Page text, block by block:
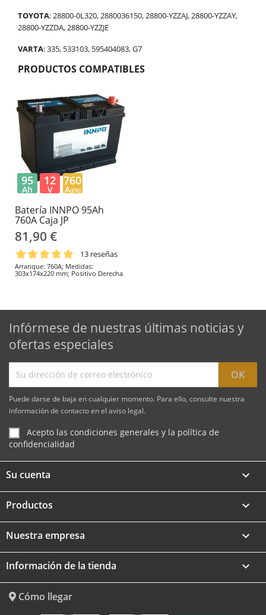
TOYOTA: 28800-0L320, 2880036150, 28800-YZZAJ, 28800-YZZAY,
28800-YZZDA, 28800-YZZJE
VARTA: 335, 533103, 595404083, G7
PRODUCTOS COMPATIBLES
Batería INNPO 95Ah
760A Caja JP
81,90 €
13 reseñas
Arranque: 760A; Medidas:
303x174x220 mm; Positivo Derecha
95
Ah
12
V
760
A(EN)
Infórmese de nuestras últimas noticias y
ofertas especiales
Puede darse de baja en cualquier momento. Para ello, consulte nuestra
información de contacto en el aviso legal.
Acepto las condiciones generales y la política de
confidencialidad
Su cuenta 
Productos 
Nuestra empresa 
Información de la tienda keyboard_arrow_down
Cómo llegar